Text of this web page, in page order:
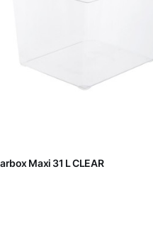
Maxi 31 L CLEAR